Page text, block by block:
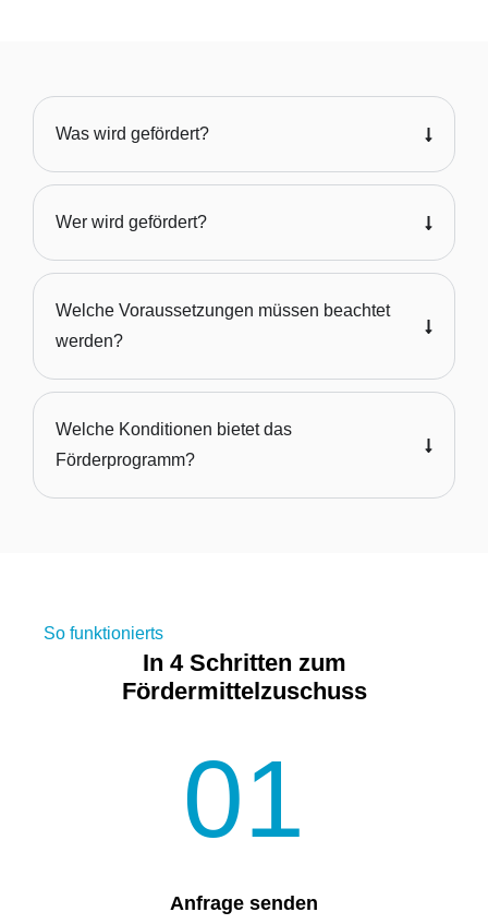
Was wird gefördert?
Wer wird gefördert?
Welche Voraussetzungen müssen beachtet
werden?
Welche Konditionen bietet das
Förderprogramm?
So funktionierts
In 4 Schritten zum
Fördermittelzuschuss
01
Anfrage senden